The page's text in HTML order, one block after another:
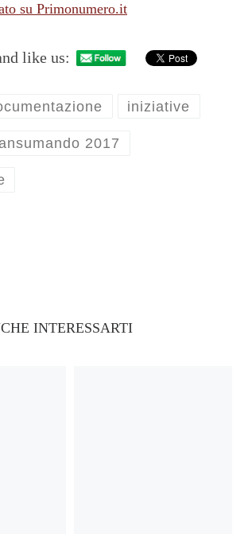
su Primonumero.it
like us:
iniziative
2017
INTERESSARTI